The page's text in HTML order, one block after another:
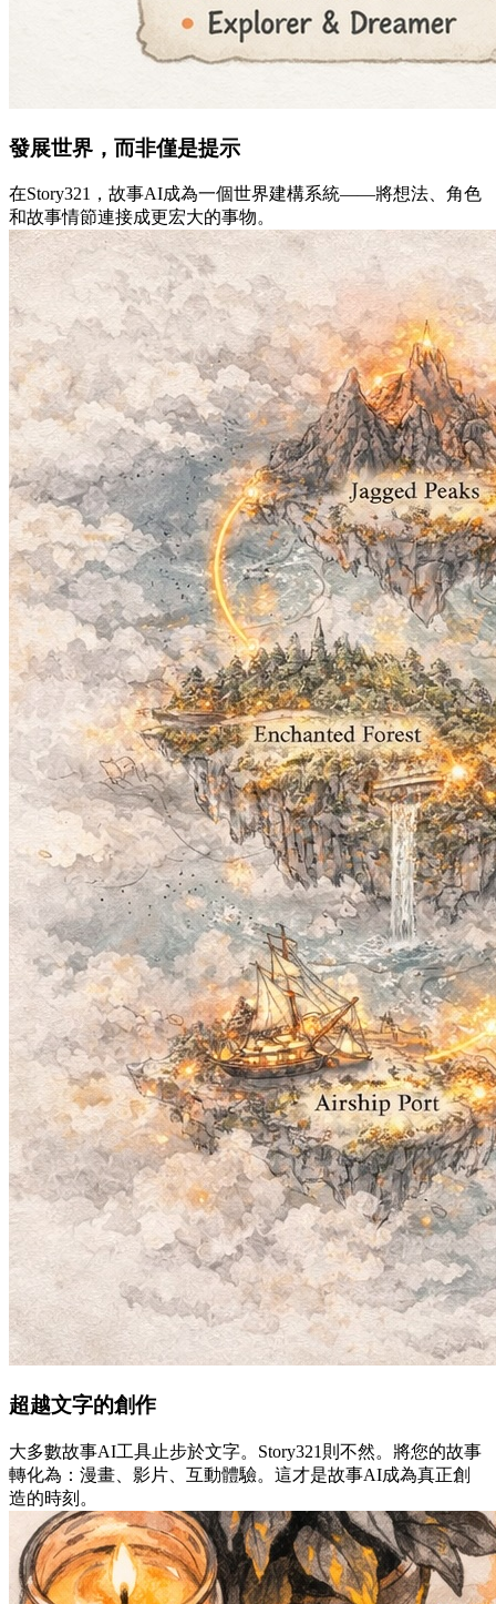
發展世界，而非僅是提示
在Story321，故事AI成為一個世界建構系統——將想法、角色
和故事情節連接成更宏大的事物。
超越文字的創作
大多數故事AI工具止步於文字。Story321則不然。將您的故事
轉化為：漫畫、影片、互動體驗。這才是故事AI成為真正創
造的時刻。